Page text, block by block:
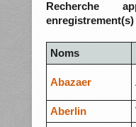
Recherche
Noms
Abazaer
Aberlin